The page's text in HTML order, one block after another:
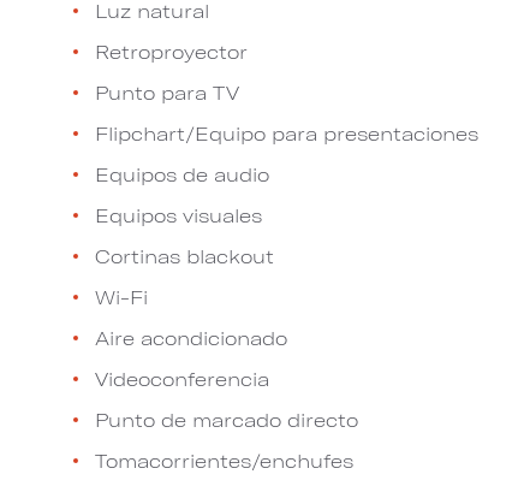
Luz natural
Retroproyector
Punto para TV
Flipchart/Equipo para presentaciones
Equipos de audio
Equipos visuales
Cortinas blackout
Wi-Fi
Aire acondicionado
Videoconferencia
Punto de marcado directo
Tomacorrientes/enchufes